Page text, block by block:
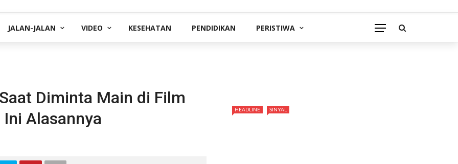
JALAN-JALAN VIDEO KESEHATAN PENDIDIKAN PERISTIWA
Diminta Main di Film
Ini Alasannya
HEADLINE SINYAL